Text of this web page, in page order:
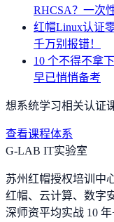
RHCSA？一次
红帽Linux认证
千万别报错！
10 个不得不拿
早已悄悄备考
想系统学习相关认证
查看课程体系
G-LAB IT实验室
苏州红帽授权培训中
红帽、云计算、数字
深师资平均实战 10